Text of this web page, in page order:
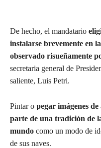
De hecho, el mandatario
instalarse brevemente en
observado risueñamente
secretaria general de
saliente, Luis Petri.
Pintar o pegar imágenes
parte de una tradición de
mundo como un modo de
de sus naves.